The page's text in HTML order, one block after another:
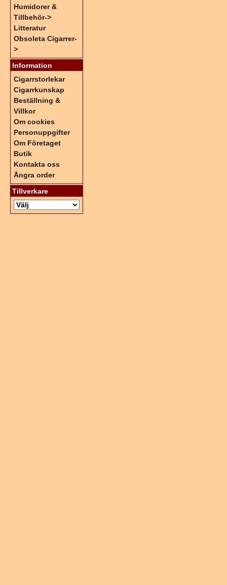
Humidorer &
Tillbehör->
Litteratur
Obsoleta Cigarrer-
>
Information
Cigarrstorlekar
Cigarrkunskap
Beställning &
Villkor
Om cookies
Personuppgifter
Om Företaget
Butik
Kontakta oss
Ångra order
Tillverkare